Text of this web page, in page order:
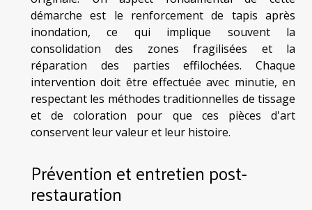
démarche est le renforcement de tapis après
inondation, ce qui implique souvent la
consolidation des zones fragilisées et la
réparation des parties effilochées. Chaque
intervention doit être effectuée avec minutie, en
respectant les méthodes traditionnelles de tissage
et de coloration pour que ces pièces d'art
conservent leur valeur et leur histoire.
Prévention et entretien post-
restauration